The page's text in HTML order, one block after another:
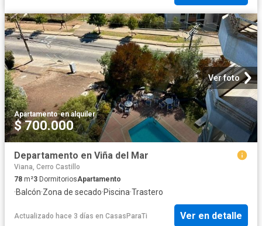
Ver foto
Apartamento·en alquiler
$ 700.000
Departamento en Viña del Mar
Viana, Cerro Castillo
78 m²3 DormitoriosApartamento
·Balcón·Zona de secado·Piscina·Trastero
Actualizado hace 3 días en CasasParaTi Ver en detalle